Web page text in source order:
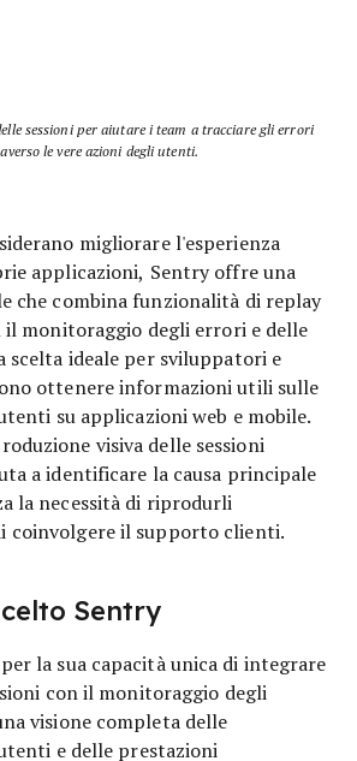
sessioni per aiutare i team a tracciare gli errori
le vere azioni degli utenti.
migliorare l'esperienza
applicazioni, Sentry offre una
che combina funzionalità di replay
il monitoraggio degli errori e delle
scelta ideale per sviluppatori e
ottenere informazioni utili sulle
su applicazioni web e mobile.
visiva delle sessioni
a identificare la causa principale
la necessità di riprodurli
coinvolgere il supporto clienti.
Sentry
la sua capacità unica di integrare
con il monitoraggio degli
visione completa delle
e delle prestazioni